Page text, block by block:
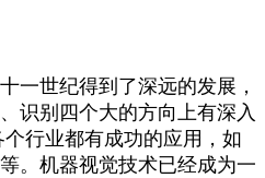
世纪得到了深远的发展，
识别四个大的方向上有深入
行业都有成功的应用，如
。机器视觉技术已经成为一